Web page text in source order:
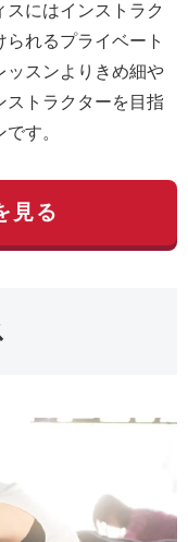
にはインストラク
れるプライベート
ッスンよりきめ細や
ストラクターを目指
す。
見る